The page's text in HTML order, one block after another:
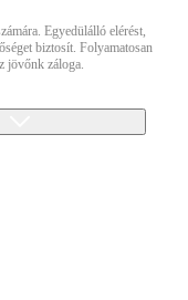
Egyedülálló elérést,
biztosít. Folyamatosan
jövőnk záloga.